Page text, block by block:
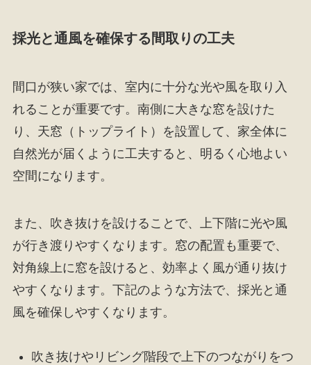
採光と通風を確保する間取りの工夫
間口が狭い家では、室内に十分な光や風を取り入
れることが重要です。南側に大きな窓を設けた
り、天窓（トップライト）を設置して、家全体に
自然光が届くように工夫すると、明るく心地よい
空間になります。
また、吹き抜けを設けることで、上下階に光や風
が行き渡りやすくなります。窓の配置も重要で、
対角線上に窓を設けると、効率よく風が通り抜け
やすくなります。下記のような方法で、採光と通
風を確保しやすくなります。
吹き抜けやリビング階段で上下のつながりをつ